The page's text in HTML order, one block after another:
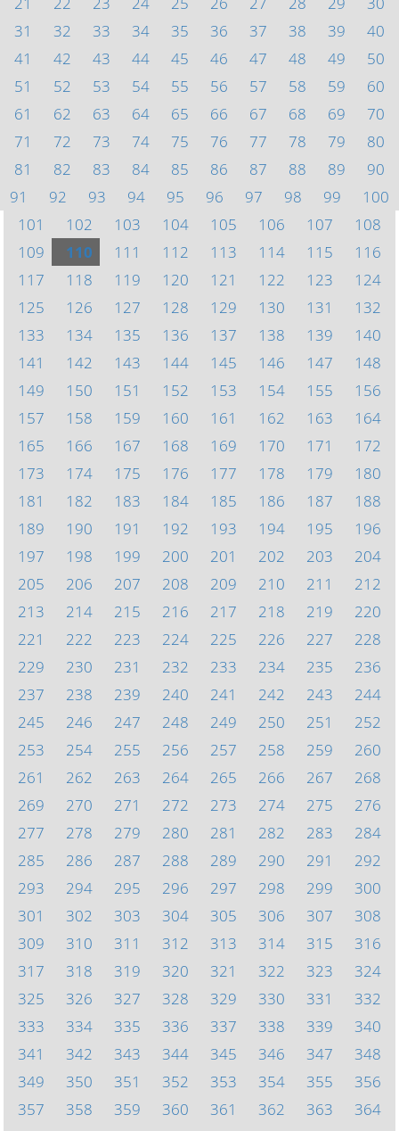
31
32 33 34 35 36 37 38 39
40
41
42 43 44 45 46 47 48 49
50
51
52 53 54 55 56 57 58 59
60
61
62 63 64 65 66 67 68 69
70
71
72 73 74 75 76 77 78 79
80
81
82 83 84 85 86 87 88 89
90
91
92 93 94 95 96 97 98 99
100
101
102 103 104 105 106 107
108
109
110 111 112 113 114 115
116
117
118 119 120 121 122 123
124
125
126 127 128 129 130 131
132
133
134 135 136 137 138 139
140
141
142 143 144 145 146 147
148
149
150 151 152 153 154 155
156
157
158 159 160 161 162 163
164
165
166 167 168 169 170 171
172
173
174 175 176 177 178 179
180
181
182 183 184 185 186 187
188
189
190 191 192 193 194 195
196
197
198 199 200 201 202 203
204
205
206 207 208 209 210 211
212
213
214 215 216 217 218 219
220
221
222 223 224 225 226 227
228
229
230 231 232 233 234 235
236
237
238 239 240 241 242 243
244
245
246 247 248 249 250 251
252
253
254 255 256 257 258 259
260
261
262 263 264 265 266 267
268
269
270 271 272 273 274 275
276
277
278 279 280 281 282 283
284
285
286 287 288 289 290 291
292
293
294 295 296 297 298 299
300
301
302 303 304 305 306 307
308
309
310 311 312 313 314 315
316
317
318 319 320 321 322 323
324
325
326 327 328 329 330 331
332
333
334 335 336 337 338 339
340
341
342 343 344 345 346 347
348
349
350 351 352 353 354 355
356
357
358 359 360 361 362 363
364